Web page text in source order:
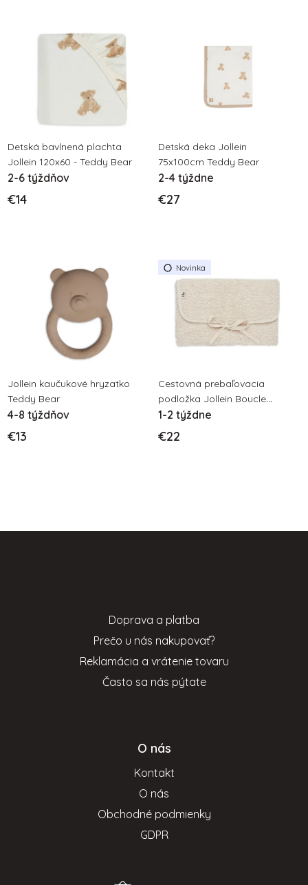
Detská bavlnená plachta
Jollein 120x60 - Teddy Bear
2-6 týždňov
€14
Detská deka Jollein
75x100cm Teddy Bear
2-4 týždne
€27
Jollein kaučukové hryzatko
Teddy Bear
4-8 týždňov
€13
Novinka
Cestovná prebaľovacia
podložka Jollein Boucle
Naturel
1-2 týždne
€22
Doprava a platba
Prečo u nás nakupovať?
Reklamácia a vrátenie tovaru
Často sa nás pýtate
O nás
Kontakt
O nás
Obchodné podmienky
GDPR